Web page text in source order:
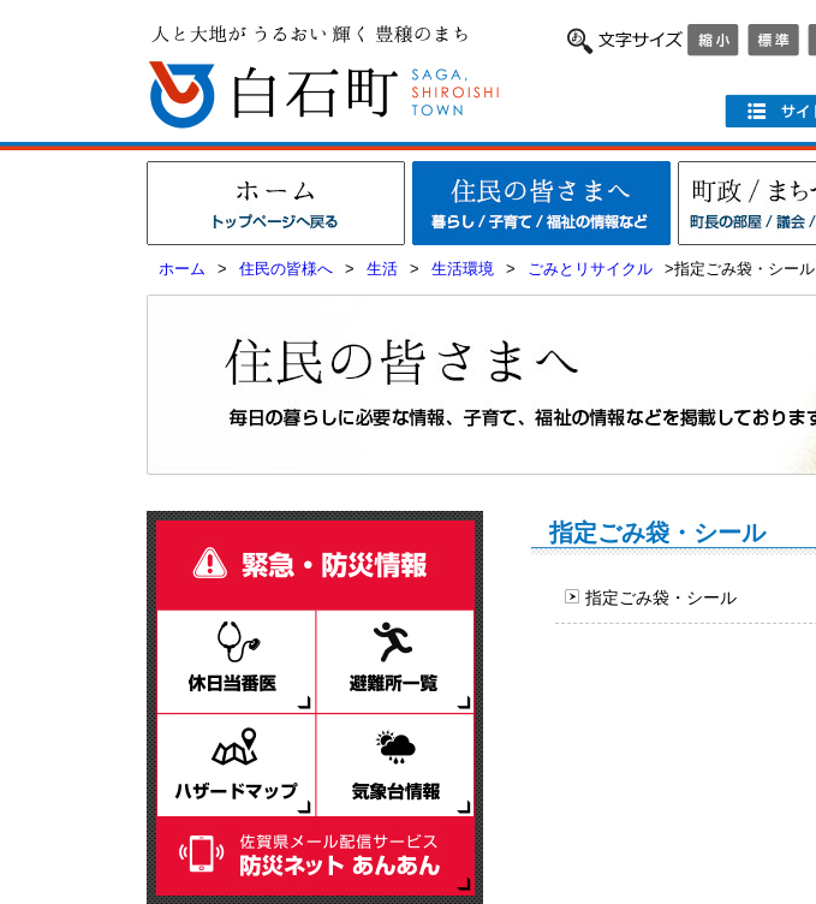
ホーム > 住民の皆様へ > 生活 > 生活環境 > ごみとリサイクル >指定ごみ袋・シール
指定ごみ袋・シール
指定ごみ袋・シール